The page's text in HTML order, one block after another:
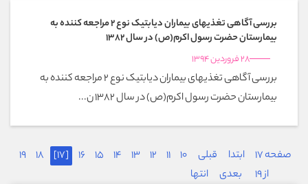
بررسی آگاهی تغذیهای بیماران دیابتیک نوع 2 مراجعه کننده به
بیمارستان حضرت رسول اکرم(ص) در سال 1382
28 فروردین 1394
بررسی آگاهی تغذیهای بیماران دیابتیک نوع 2 مراجعه کننده به
بیمارستان حضرت رسول اکرم(ص) در سال 1382 ن...
صفحه 17
از 19
ابتدا قبلی 10
11
12
13
14
15
16
[17]
18
19
بعدی
انتها